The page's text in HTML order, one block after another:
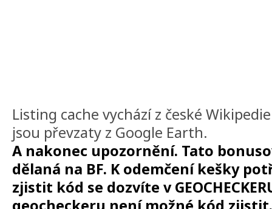
Listing cache vychází z české
jsou převzaty z Google Earth.
A nakonec upozornění. Tato
dělaná na BF. K odemčení kešky
zjistit kód se dozvíte v
geocheckeru není možné kód zjistit.